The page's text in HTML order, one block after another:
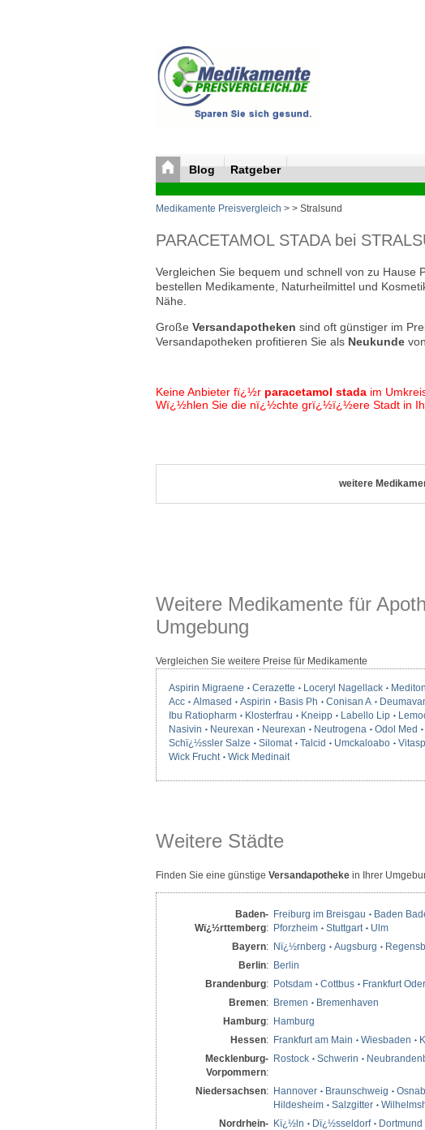
Blog Ratgeber
Medikamente Preisvergleich > > Stralsund
PARACETAMOL STADA bei
Vergleichen Sie bequem und schnell von zu Hause
bestellen Medikamente, Naturheilmittel und
Nähe.
Große Versandapotheken sind oft günstiger im
Versandapotheken profitieren Sie als Neukunde
Keine Anbieter fï¿½r paracetamol stada im
Wï¿½hlen Sie die nï¿½chte grï¿½ï¿½ere Stadt in
weitere
Weitere Medikamente für
Umgebung
Vergleichen Sie weitere Preise für Medikamente
Aspirin Migraene Cerazette Loceryl Nagellack
Acc
Almased Aspirin Basis Ph Conisan A
Ibu Ratiopharm
Klosterfrau Kneipp Labello Lip
Nasivin
Neurexan Neurexan Neutrogena Odol Med
Schï¿½ssler Salze
Silomat Talcid Umckaloabo
Wick Frucht
Wick Medinait
Weitere Städte
Finden Sie eine günstige Versandapotheke in Ihrer
Baden-
Wï¿½rttemberg:
Freiburg im Breisgau Baden
Pforzheim
Stuttgart
Ulm
Bayern: Nï¿½rnberg Augsburg
Berlin: Berlin
Brandenburg: Potsdam Cottbus Frankfurt Oder
Bremen: Bremen
Bremenhaven
Hamburg: Hamburg
Hessen: Frankfurt am Main Wiesbaden
Mecklenburg-
Vorpommern:
Rostock Schwerin
Niedersachsen: Hannover Braunschweig
Hildesheim
Salzgitter
Nordrhein- Kï¿½ln Dï¿½sseldorf Dortmund